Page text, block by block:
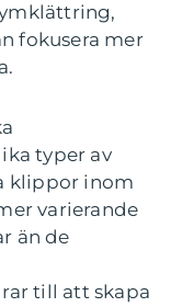
fokusera mer
typer av
klippor inom
varierande
än de
till att skapa